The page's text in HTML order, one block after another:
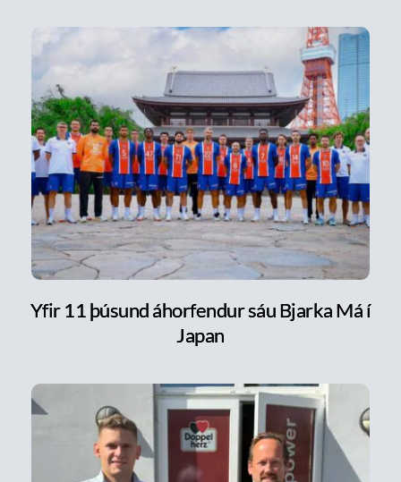
Yfir 11 þúsund áhorfendur sáu Bjarka Má í
Japan